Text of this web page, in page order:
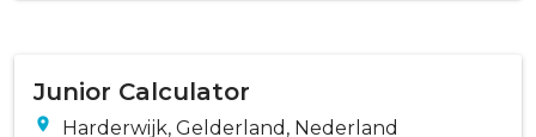
Junior Calculator
Harderwijk, Gelderland, Nederland